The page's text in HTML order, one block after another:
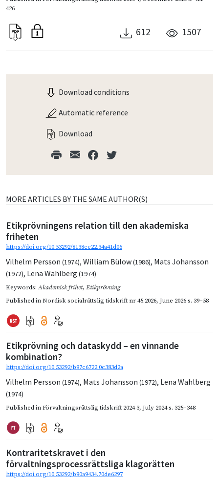
426
612 1507
Download conditions
Automatic reference
Download
MORE ARTICLES BY THE SAME AUTHOR(S)
Etikprövningens relation till den akademiska
friheten
https://doi.org/10.53292/8138ce22.34a41d06
Vilhelm Persson (1974), William Bülow(1986), Mats Johansson
(1972), Lena Wahlberg (1974)
Keywords:Akademisk frihet, Etikprövning
Published inNordisk socialrättslig tidskrift nr 45.2026, June 2026s. 39–58
Etikprövning och dataskydd – en vinnande
kombination?
https://doi.org/10.53292/b97c6722.0c383d2a
Vilhelm Persson (1974), Mats Johansson (1972), Lena Wahlberg
(1974)
Published inFörvaltningsrättslig tidskrift 2024 3, July 2024s. 325–348
Kontraritetskravet i den
förvaltningsprocessrättsliga klagorätten
https://doi.org/10.53292/b90a9434.70de6297